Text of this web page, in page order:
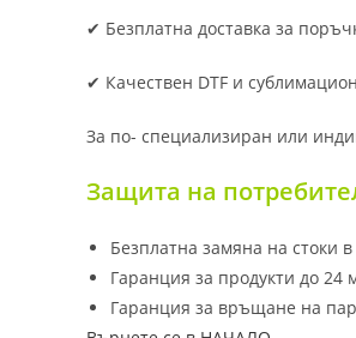
✔ Безплатна доставка за
✔ Качествен DTF и
За по- специализиран или
Защита на
Безплатна замяна на стоки
Гаранция за продукти до 24
Гаранция за връщане на